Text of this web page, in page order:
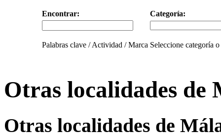
Encontrar: Categoría:
Palabras clave / Actividad / Marca Seleccione categoría
Otras localidades de
Otras localidades de